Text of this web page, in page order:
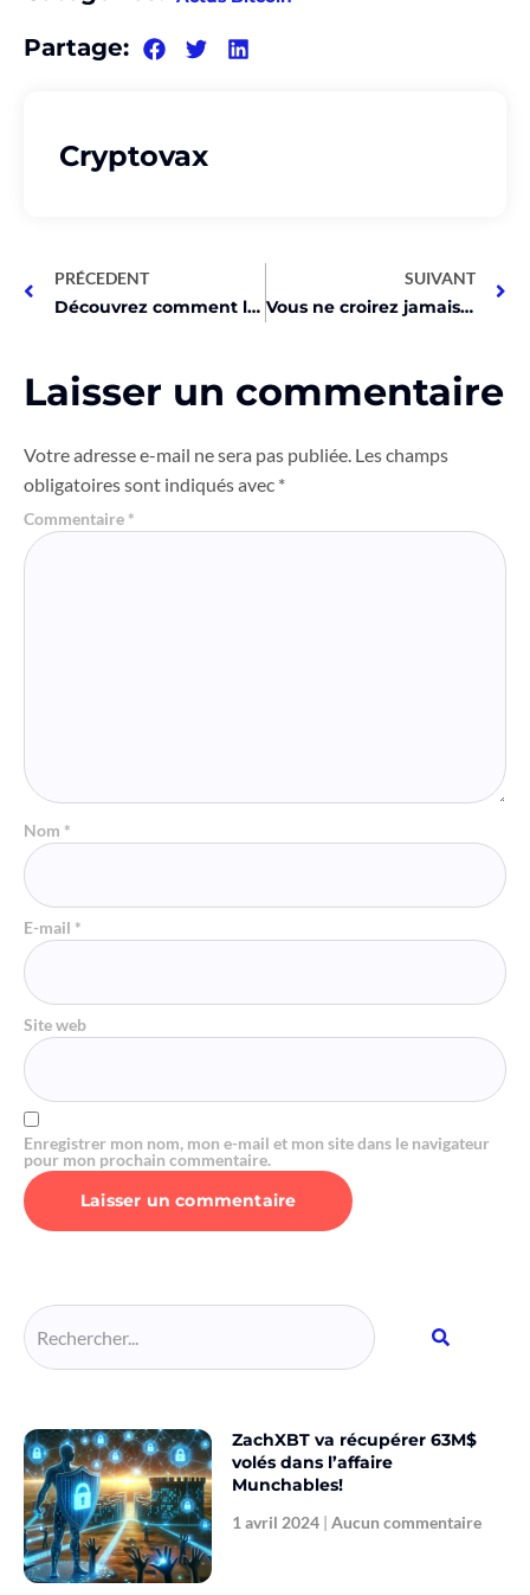
Partage:
Cryptovax
PRÉCEDENT
Découvrez comment le Bitcoin a sauvé le monde de la crise financière !
SUIVANT
Vous ne croirez jamais ce que cet exec d’OKX dit sur les jeux Web3!
Laisser un commentaire
Votre adresse e-mail ne sera pas publiée. Les champs
obligatoires sont indiqués avec *
Commentaire *
Nom *
E-mail *
Site web
Enregistrer mon nom, mon e-mail et mon site dans le navigateur
pour mon prochain commentaire.
ZachXBT va récupérer 63M$
volés dans l’affaire
Munchables!
1 avril 2024 Aucun commentaire